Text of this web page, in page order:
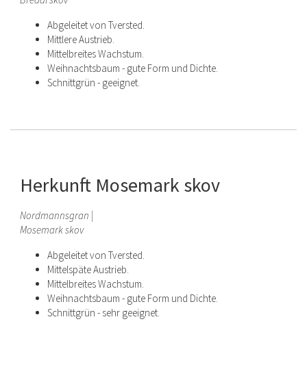
Abgeleitet von Tversted.
Mittlere Austrieb.
Mittelbreites Wachstum.
Weihnachtsbaum - gute Form und Dichte.
Schnittgrün - geeignet.
Herkunft Mosemark skov
Nordmannsgran |
Mosemark skov
Abgeleitet von Tversted.
Mittelspäte Austrieb.
Mittelbreites Wachstum.
Weihnachtsbaum - gute Form und Dichte.
Schnittgrün - sehr geeignet.